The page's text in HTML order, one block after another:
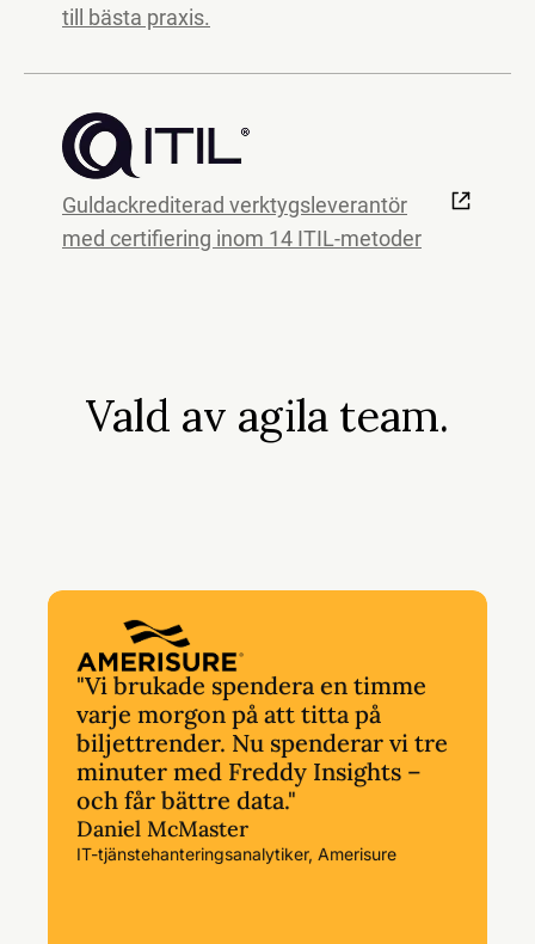
till bästa praxis.
Guldackrediterad verktygsleverantör
med certifiering inom 14 ITIL-metoder
Vald av agila team.
"Vi brukade spendera en timme
varje morgon på att titta på
biljettrender. Nu spenderar vi tre
minuter med Freddy Insights –
och får bättre data."
Daniel McMaster
IT-tjänstehanteringsanalytiker, Amerisure